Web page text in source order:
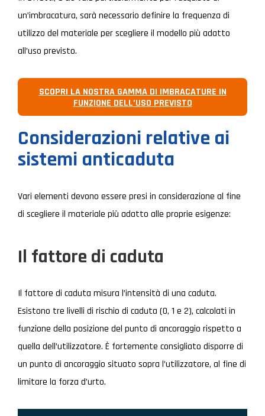
un’imbracatura, sarà necessario definire la frequenza di
utilizzo del materiale per scegliere il modello più adatto
all’uso previsto.
SCOPRI LA NOSTRA GAMMA DI IMBRACATURE IN
FUNZIONE DELL’USO PREVISTO
Considerazioni relative ai
sistemi anticaduta
Vari elementi devono essere presi in considerazione al fine
di scegliere il materiale più adatto alle proprie esigenze:
Il fattore di caduta
Il fattore di caduta misura l’intensità di una caduta.
Esistono tre livelli di rischio di caduta (0, 1 e 2), calcolati in
funzione della posizione del punto di ancoraggio rispetto a
quella dell’utilizzatore. È fortemente consigliato disporre di
un punto di ancoraggio situato sopra l’utilizzatore, al fine di
limitare la forza d’urto.